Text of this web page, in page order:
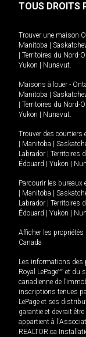
TOUS DROITS
Trouver une maison
Manitoba
Territoires du Nord-
Yukon
Nunavut.
Maisons à louer -
Manitoba
Territoires du Nord-
Yukon
Nunavut.
Trouver des courtiers
Manitoba
Labrador
Territoires
Édouard
Yukon
Parcourir les bureaux
Manitoba
Labrador
Territoires
Édouard
Yukon
Afficher les propriétés
Canada
Les informations des
Royal LePageMD et du
canadienne de
inscriptions tenues
LePage et ses
garantie et devrait
appartient à
REALTOR.ca